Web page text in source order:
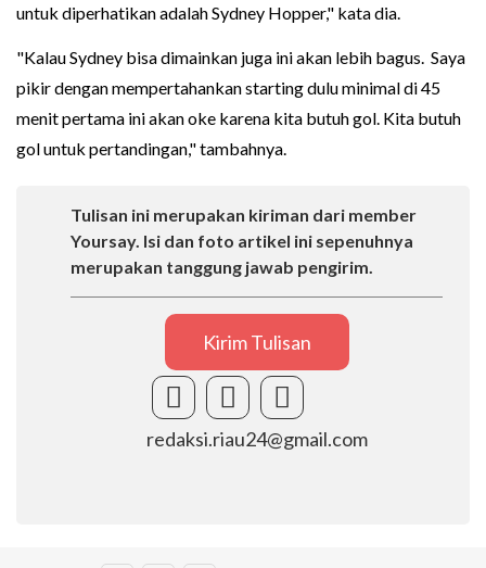
untuk diperhatikan adalah Sydney Hopper," kata dia.
"Kalau Sydney bisa dimainkan juga ini akan lebih bagus. Saya
pikir dengan mempertahankan starting dulu minimal di 45
menit pertama ini akan oke karena kita butuh gol. Kita butuh
gol untuk pertandingan," tambahnya.
Tulisan ini merupakan kiriman dari member
Yoursay. Isi dan foto artikel ini sepenuhnya
merupakan tanggung jawab pengirim.
Kirim Tulisan
redaksi.riau24@gmail.com